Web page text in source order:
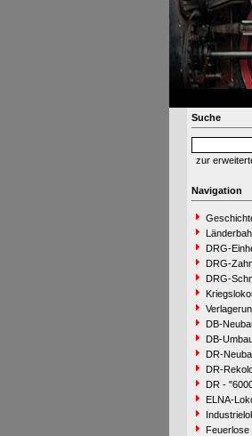
Suche
zur
Navigation
DRG-
DRG-
DRG-
DB-
DB-
DR-
DR-
DR -
ELNA-
Feuerlose